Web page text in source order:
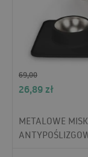
69,00
26,89zł
METALOWE